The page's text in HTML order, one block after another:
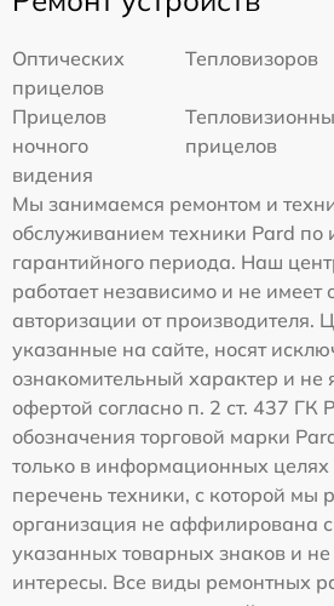
Оптических
прицелов
Тепловизоров
Прицелов
ночного
видения
прицелов
Мы занимаемся ремонтом и
обслуживанием техники Pard по
гарантийного периода. Наш
работает независимо и не
авторизации от производителя.
указанные на сайте, носят
ознакомительный характер и не
офертой согласно п. 2 ст. 437 ГК
обозначения торговой марки
только в информационных
перечень техники, с которой мы
организация не аффилирована
указанных товарных знаков и не
интересы. Все виды ремонтных